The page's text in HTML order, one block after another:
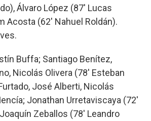
Álvaro López (87' Lucas
Acosta (62' Nahuel Roldán).
Buffa; Santiago Benítez,
Nicolás Olivera (78' Esteban
José Alberti, Nicolás
Jonathan Urretaviscaya (72'
Zeballos (78' Leandro